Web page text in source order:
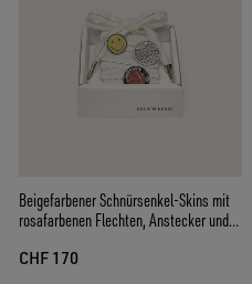
Beigefarbener Schnürsenkel-Skins mit
rosafarbenen Flechten, Anstecker und
CHF 170